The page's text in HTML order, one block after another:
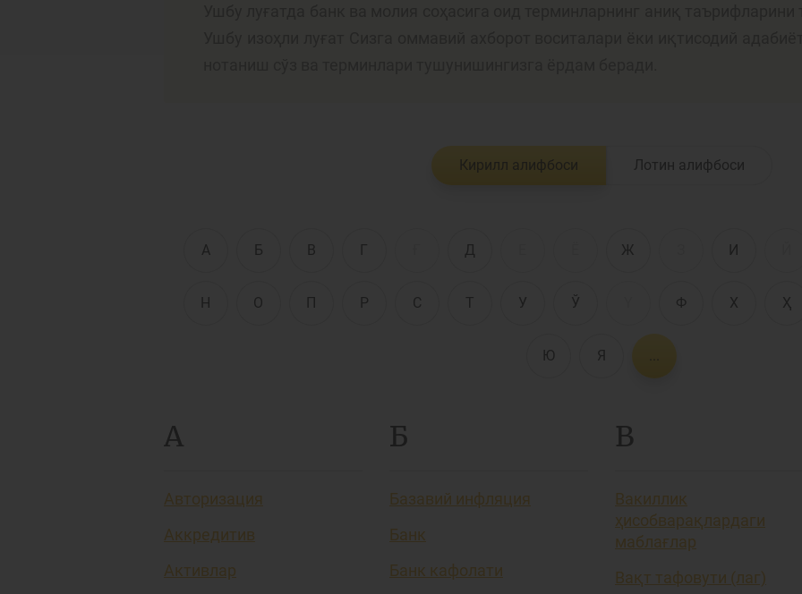
Банк хизматлари
истеъмолчилари
ҳуқуқлари
Тадбиркорлик
Кирилл алифбоси Лотин алифбоси
А Б В Г Д Ж И
Н О П Р С Т У Ў Ф Х Ҳ
Ю Я
А
Авторизация
Аккредитив
Активлар
Б
Базавий инфляция
Банк
Банк кафолати
В
Вакиллик
ҳисобварақлардаги
маблағлар
Вақт тафовути (лаг)